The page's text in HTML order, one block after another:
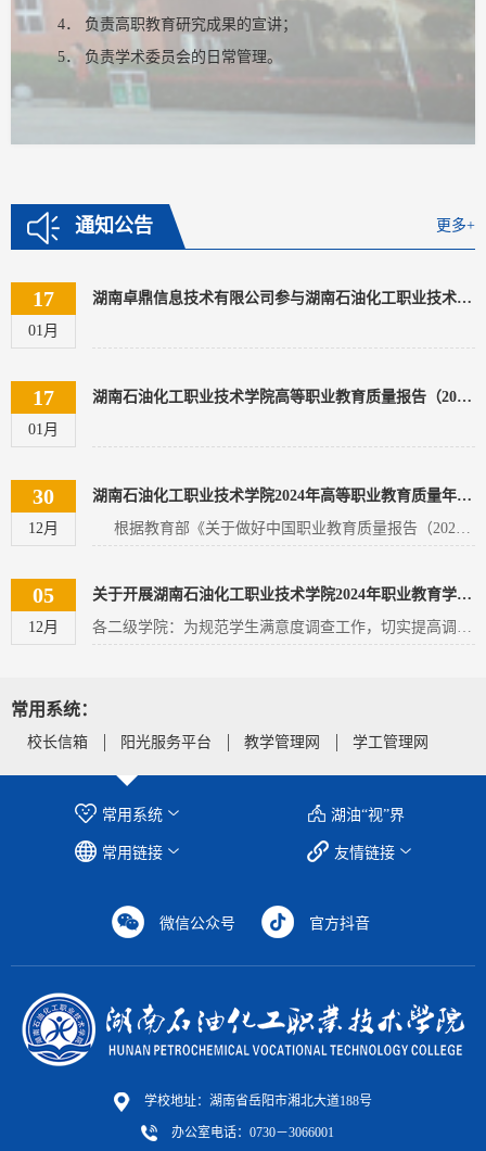
4． 负责高职教育研究成果的宣讲；
5． 负责学术委员会的日常管理。
通知公告 更多+
17
01月
湖南卓鼎信息技术有限公司参与湖南石油化工职业技术学院高等职业教育人才培养报告（2024年度）
17
01月
湖南石油化工职业技术学院高等职业教育质量报告（2024年度）
30
12月
湖南石油化工职业技术学院2024年高等职业教育质量年度报告编制工作方案
05
12月
关于开展湖南石油化工职业技术学院2024年职业教育学生满意度调查工作通知
常用系统：
校长信箱 阳光服务平台 教学管理网 学工管理网
湖油“视”界
常用系统
友情链接
常用链接
微信公众号 官方抖音
学校地址：湖南省岳阳市湘北大道188号
办公室电话：0730－3066001